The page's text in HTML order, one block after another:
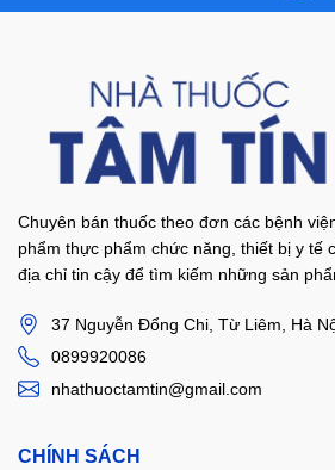
Chuyên bán thuốc theo đơn các bệnh
phẩm thực phẩm chức năng, thiết bị y tế
địa chỉ tin cậy để tìm kiếm những sản
37 Nguyễn Đổng Chi, Từ Liêm, Hà
0899920086
nhathuoctamtin@gmail.com
CHÍNH SÁCH